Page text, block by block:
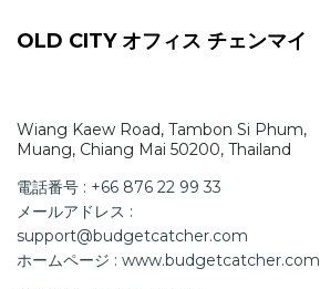
OLD CITY オフィス チェンマイ
Wiang Kaew Road, Tambon Si Phum,
Muang, Chiang Mai 50200, Thailand
電話番号 : +66 876 22 99 33
メールアドレス :
support@budgetcatcher.com
ホームページ : www.budgetcatcher.com